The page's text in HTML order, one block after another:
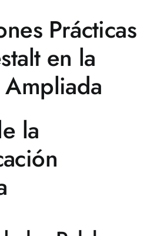
Prácticas
en la
la